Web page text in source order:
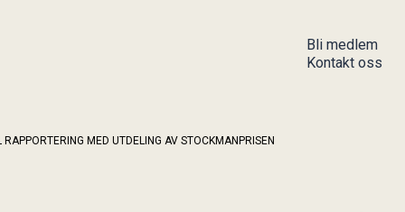
Bli medlem
Kontakt oss
RAPPORTERING MED UTDELING AV STOCKMANPRISEN